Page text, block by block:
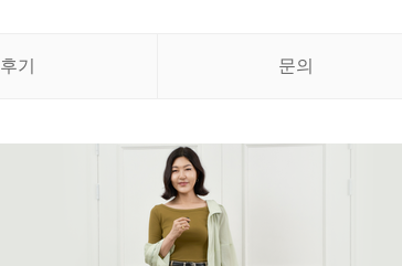
후기 문의